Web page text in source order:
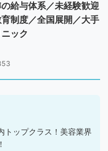
給与体系／未経験歓迎
制度／全国展開／大手
ック
トップクラス！美容業界